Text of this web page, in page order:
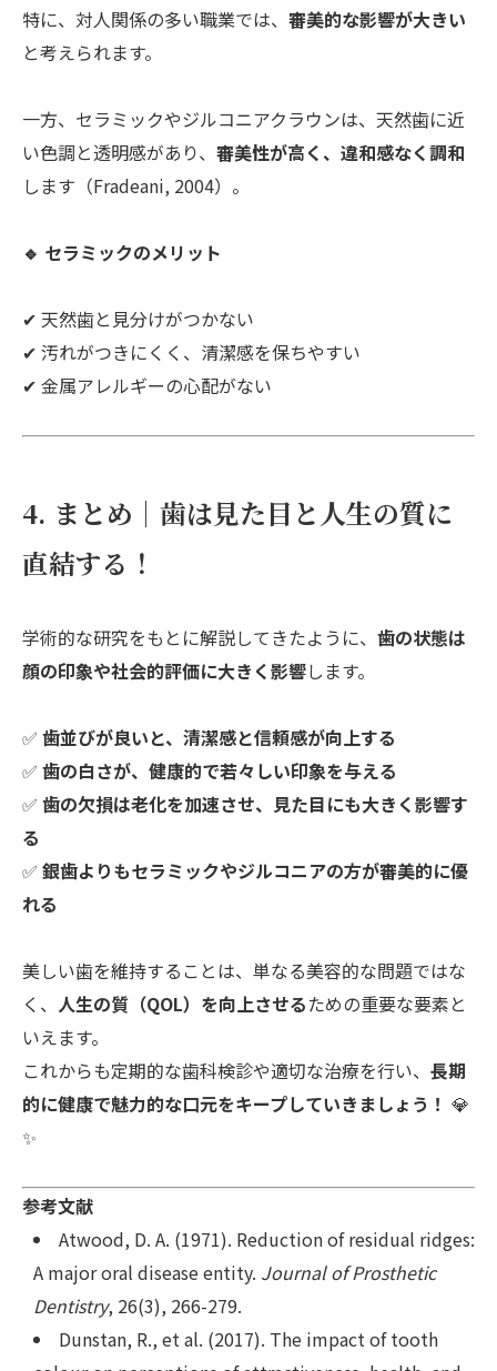
特に、対人関係の多い職業では、 審美的な影響が大きい
と考えられます。
一方、セラミックやジルコニアクラウンは、天然歯に近
い色調と透明感があり、 審美性が高く、違和感なく調和
します（Fradeani, 2004）。
🔹 セラミックのメリット
✔ 天然歯と見分けがつかない
✔ 汚れがつきにくく、清潔感を保ちやすい
✔ 金属アレルギーの心配がない
4. まとめ｜歯は見た目と人生の質に
直結する！
学術的な研究をもとに解説してきたように、 歯の状態は
顔の印象や社会的評価に大きく影響します。
✅ 歯並びが良いと、清潔感と信頼感が向上する
✅ 歯の白さが、健康的で若々しい印象を与える
✅ 歯の欠損は老化を加速させ、見た目にも大きく影響す
る
✅ 銀歯よりもセラミックやジルコニアの方が審美的に優
れる
美しい歯を維持することは、単なる美容的な問題ではな
く、 人生の質（QOL）を向上させるための重要な要素と
いえます。
これからも定期的な歯科検診や適切な治療を行い、 長期
的に健康で魅力的な口元をキープしていきましょう！ 💎
✨
参考文献
Atwood, D. A. (1971). Reduction of residual ridges:
A major oral disease entity. Journal of Prosthetic
Dentistry, 26(3), 266-279.
Dunstan, R., et al. (2017). The impact of tooth